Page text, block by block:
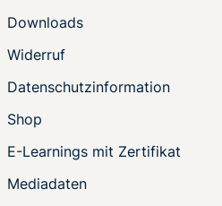
Downloads
Widerruf
Datenschutzinformation
Shop
E-Learnings mit Zertifikat
Mediadaten